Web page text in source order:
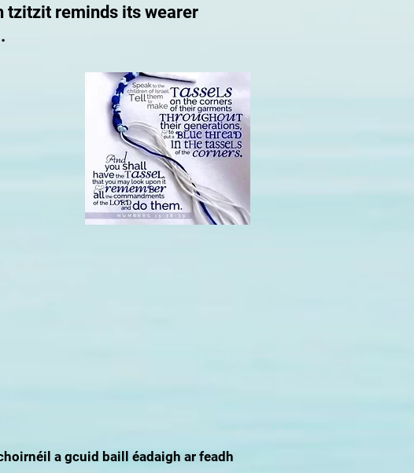
tzitzit reminds its wearer
a gcuid baill éadaigh ar feadh